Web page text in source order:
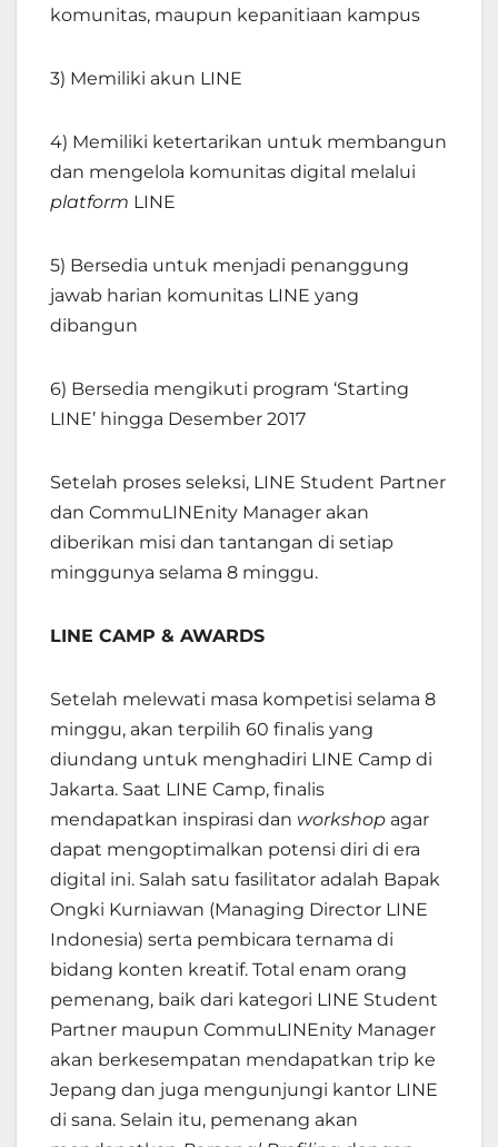
komunitas, maupun kepanitiaan kampus
3) Memiliki akun LINE
4) Memiliki ketertarikan untuk membangun
dan mengelola komunitas digital melalui
platform LINE
5) Bersedia untuk menjadi penanggung
jawab harian komunitas LINE yang
dibangun
6) Bersedia mengikuti program ‘Starting
LINE’ hingga Desember 2017
Setelah proses seleksi, LINE Student Partner
dan CommuLINEnity Manager akan
diberikan misi dan tantangan di setiap
minggunya selama 8 minggu.
LINE CAMP & AWARDS
Setelah melewati masa kompetisi selama 8
minggu, akan terpilih 60 finalis yang
diundang untuk menghadiri LINE Camp di
Jakarta. Saat LINE Camp, finalis
mendapatkan inspirasi dan workshop agar
dapat mengoptimalkan potensi diri di era
digital ini. Salah satu fasilitator adalah Bapak
Ongki Kurniawan (Managing Director LINE
Indonesia) serta pembicara ternama di
bidang konten kreatif. Total enam orang
pemenang, baik dari kategori LINE Student
Partner maupun CommuLINEnity Manager
akan berkesempatan mendapatkan trip ke
Jepang dan juga mengunjungi kantor LINE
di sana. Selain itu, pemenang akan